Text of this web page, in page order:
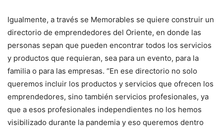
Igualmente, a través se Memorables se quiere construir un
directorio de emprendedores del Oriente, en donde las
personas sepan que pueden encontrar todos los servicios
y productos que requieran, sea para un evento, para la
familia o para las empresas. “En ese directorio no solo
queremos incluir los productos y servicios que ofrecen los
emprendedores, sino también servicios profesionales, ya
que a esos profesionales independientes no los hemos
visibilizado durante la pandemia y eso queremos dentro